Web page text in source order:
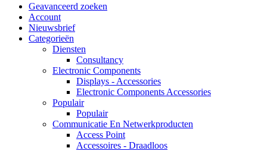
Geavanceerd zoeken
Account
Nieuwsbrief
Categorieën
Diensten
Consultancy
Electronic Components
Displays - Accessories
Electronic Components Accessories
Populair
Populair
Communicatie En Netwerkproducten
Access Point
Accessoires - Draadloos